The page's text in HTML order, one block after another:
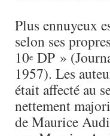
Plus ennuyeux
selon ses
10e DP »
1957). Les
était affecté au
nettement
de Maurice